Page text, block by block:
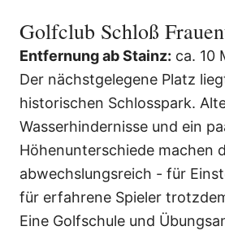
Golfclub Schloß
Entfernung ab Stainz: ca. 10
Der nächstgelegene Platz
historischen Schlosspark.
Wasserhindernisse und ein
Höhenunterschiede machen
abwechslungsreich - für
für erfahrene Spieler
Eine Golfschule und